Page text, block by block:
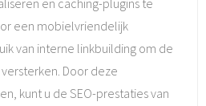
een mobielvriendelijk
van interne linkbuilding om de
Door deze
kunt u de SEO-prestaties van